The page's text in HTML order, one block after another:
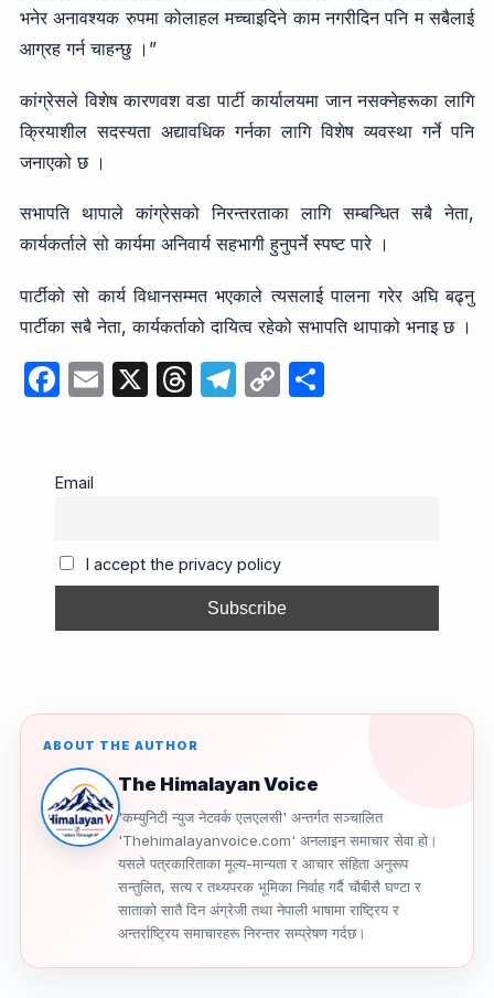
भनेर अनावश्यक रुपमा कोलाहल मच्चाइदिने काम नगरीदिन पनि म सबैलाई
आग्रह गर्न चाहन्छु ।”
कांग्रेसले विशेष कारणवश वडा पार्टी कार्यालयमा जान नसक्नेहरूका लागि
क्रियाशील सदस्यता अद्यावधिक गर्नका लागि विशेष व्यवस्था गर्ने पनि
जनाएको छ ।
सभापति थापाले कांग्रेसको निरन्तरताका लागि सम्बन्धित सबै नेता,
कार्यकर्ताले सो कार्यमा अनिवार्य सहभागी हुनुपर्ने स्पष्ट पारे ।
पार्टीको सो कार्य विधानसम्मत भएकाले त्यसलाई पालना गरेर अघि बढ्नु
पार्टीका सबै नेता, कार्यकर्ताको दायित्व रहेको सभापति थापाको भनाइ छ ।
F
e
o
o
k
E X T
s
T
m
C
n
k
S
Email
I accept the privacy policy
ABOUT THE AUTHOR
The Himalayan Voice
'कम्युनिटी न्युज नेटवर्क एलएलसी' अन्तर्गत सञ्चालित
'Thehimalayanvoice.com' अनलाइन समाचार सेवा हो।
यसले पत्रकारिताका मूल्य-मान्यता र आचार संहिता अनुरूप
सन्तुलित, सत्य र तथ्यपरक भूमिका निर्वाह गर्दै चौबीसै घण्टा र
साताको सातै दिन अंग्रेजी तथा नेपाली भाषामा राष्ट्रिय र
अन्तर्राष्ट्रिय समाचारहरू निरन्तर सम्प्रेषण गर्दछ।